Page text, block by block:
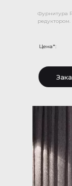
Фурнитура
редуктором.
Цена*: